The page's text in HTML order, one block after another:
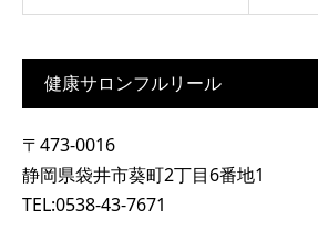
健康サロンフルリール
〒473-0016
静岡県袋井市葵町2丁目6番地1
TEL:0538-43-7671